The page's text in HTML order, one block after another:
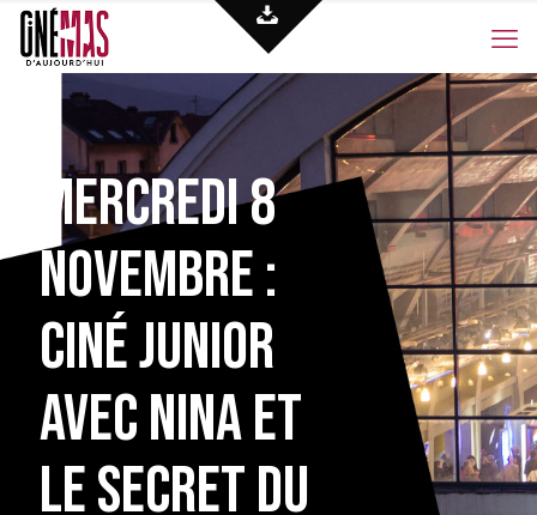
Mercredi 8
novembre :
Ciné Junior
avec Nina et
le secret du